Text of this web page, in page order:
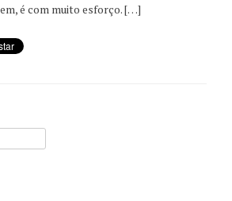
é com muito esforço. […]